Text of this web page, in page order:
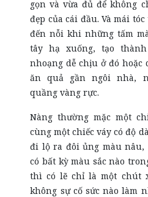
gọn và vừa đủ để không
đẹp của cái đầu. Và mái
đến nỗi khi những tấm
tây hạ xuống, tạo
nhoạng dễ chịu ở đó hoặc
ăn quả gần ngôi nhà,
quầng vàng rực.
Nàng thường mặc một
cùng một chiếc váy có độ
đi lộ ra đôi ủng màu nâu,
có bất kỳ màu sắc nào
thì có lẽ chỉ là một chút
không sự cố sức nào làm